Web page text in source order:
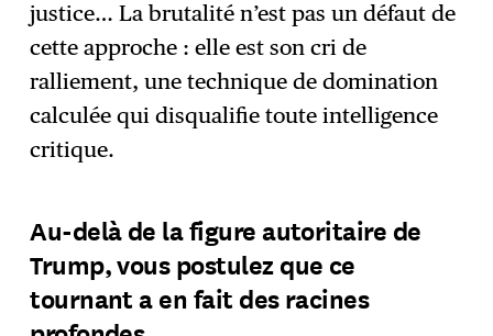
justice… La brutalité n’est pas un défaut de
cette approche : elle est son cri de
ralliement, une technique de domination
calculée qui disqualifie toute intelligence
critique.
Au-delà de la figure autoritaire de
Trump, vous postulez que ce
tournant a en fait des racines